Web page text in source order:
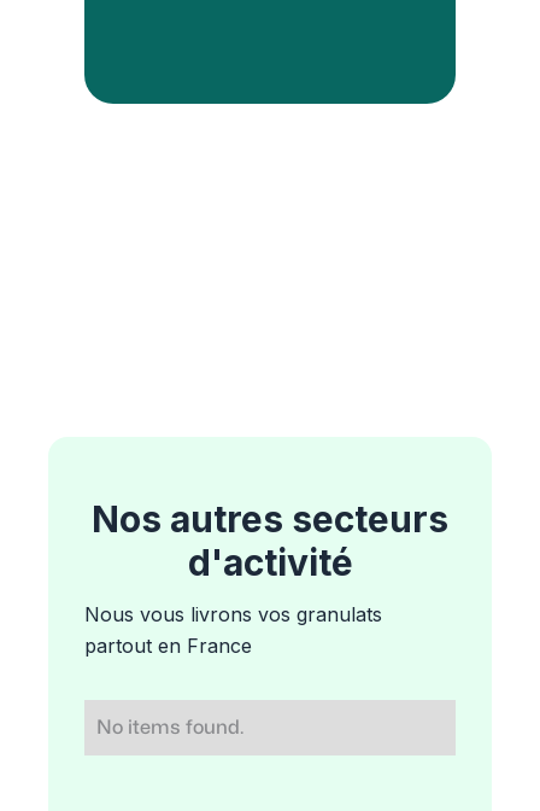
Nos autres secteurs
d'activité
Nous vous livrons vos granulats
partout en France
No items found.